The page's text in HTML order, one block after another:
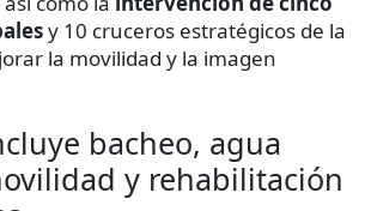
y 10 cruceros estratégicos de la
la movilidad y la imagen
bacheo, agua
y rehabilitación